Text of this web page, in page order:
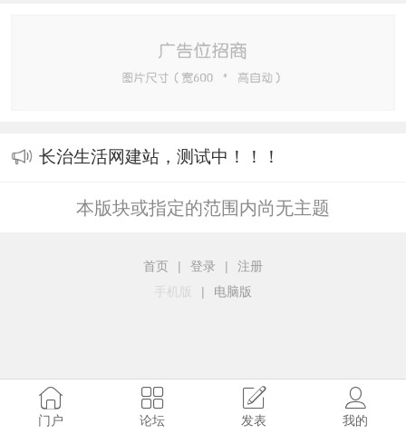
长治生活网建站，测试中！！！
本版块或指定的范围内尚无主题
首页 | 登录 |
注册
手机版
| 电脑版
门户 论坛 发表 我的